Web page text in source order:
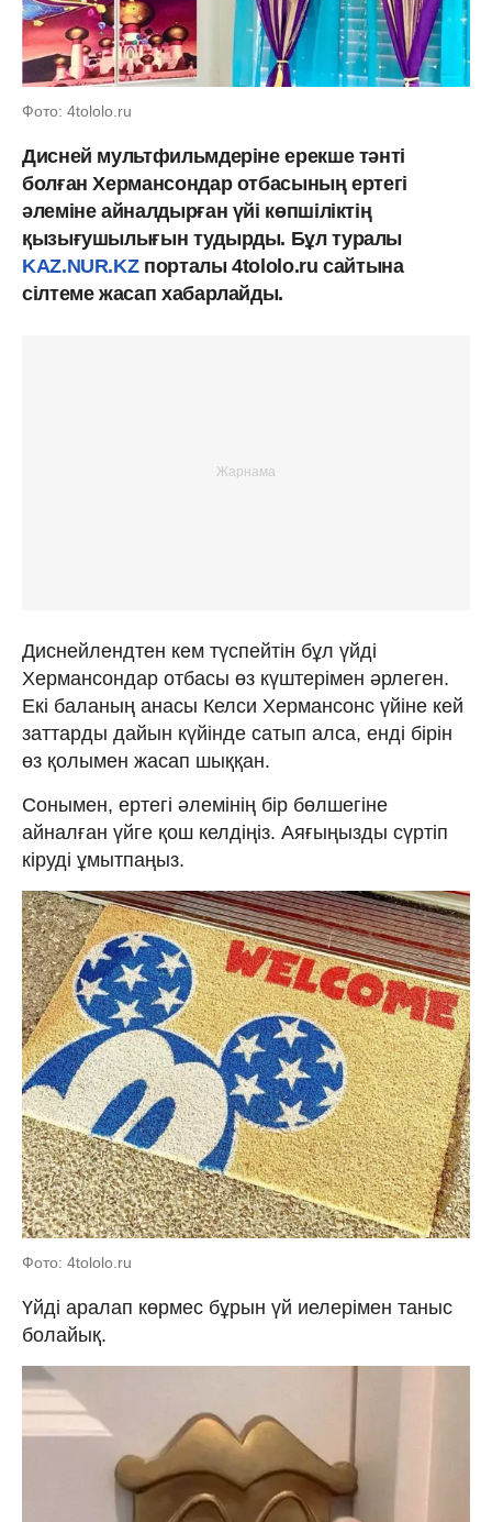
Фото: 4tololo.ru
Дисней мультфильмдеріне ерекше тәнті
болған Хермансондар отбасының ертегі
әлеміне айналдырған үйі көпшіліктің
қызығушылығын тудырды. Бұл туралы
KAZ.NUR.KZпорталы 4tololo.ru сайтына
сілтеме жасап хабарлайды.
Диснейлендтен кем түспейтін бұл үйді
Хермансондар отбасы өз күштерімен әрлеген.
Екі баланың анасы Келси Хермансонс үйіне кей
заттарды дайын күйінде сатып алса, енді бірін
өз қолымен жасап шыққан.
Сонымен, ертегі әлемінің бір бөлшегіне
айналған үйге қош келдіңіз. Аяғыңызды сүртіп
кіруді ұмытпаңыз.
Фото: 4tololo.ru
Үйді аралап көрмес бұрын үй иелерімен таныс
болайық.